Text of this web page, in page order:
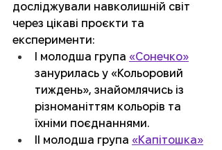
досліджували навколишній світ
через цікаві проєкти та
експерименти:
І молодша група «Сонечко»
занурилась у «Кольоровий
тиждень», знайомлячись із
різноманіттям кольорів та
їхніми поєднаннями.
ІІ молодша група «Капітошка»